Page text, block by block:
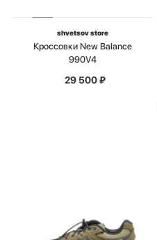
shvetsov store
Кроссовки New Balance
990V4
29 500₽